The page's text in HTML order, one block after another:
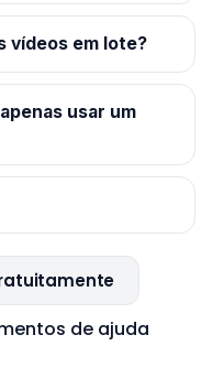
vídeos em lote?
usar um
de ajuda